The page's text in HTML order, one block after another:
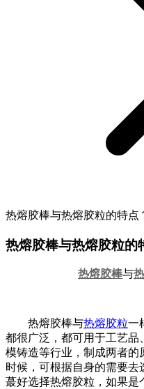
热熔胶棒与热熔胶粒的特点
热熔胶棒与热熔胶粒的
热熔胶棒与
热熔胶棒与热熔胶粒一
都很广泛，都可用于工艺品
模铸造等行业，制成两者的
时候，可根据自身的需要去
蕞好选择热熔胶粒，如果